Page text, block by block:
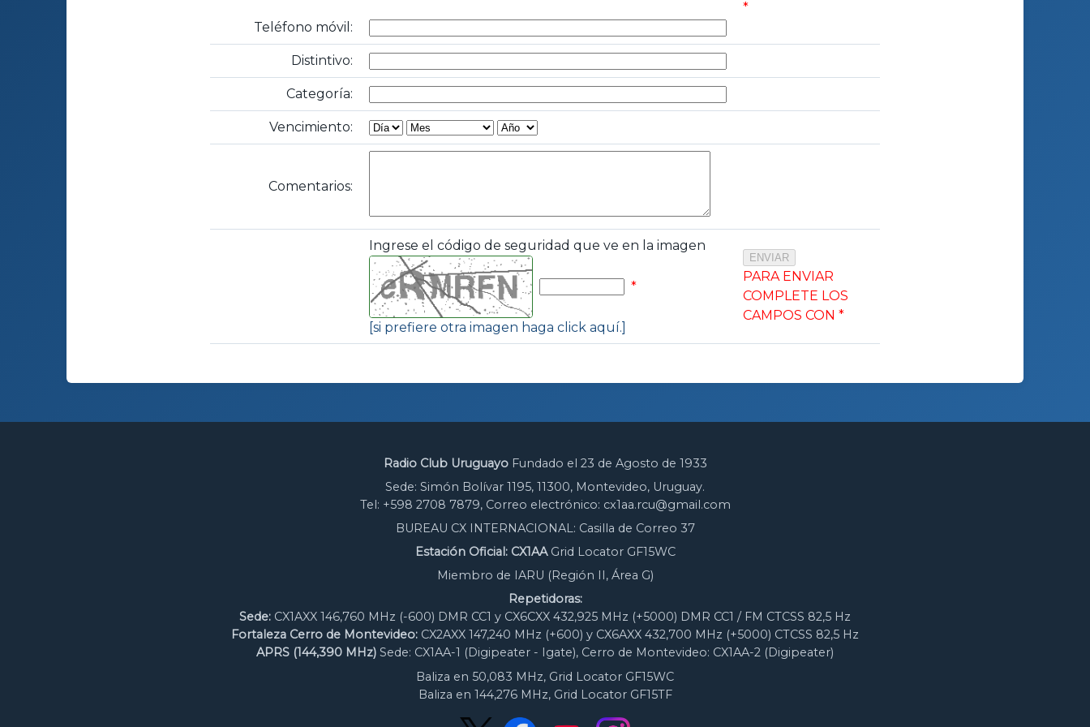
Teléfono móvil:
*
Distintivo:
Categoría:
Vencimiento:
Comentarios:
Ingrese el código de seguridad que ve en la imagen
*
[si prefiere otra imagen haga click aquí.]
PARA ENVIAR
COMPLETE LOS
CAMPOS CON *
Radio Club UruguayoFundado el 23 de Agosto de 1933
Sede: Simón Bolívar 1195, 11300, Montevideo, Uruguay.
Tel: +598 2708 7879, Correo electrónico: cx1aa.rcu@gmail.com
BUREAU CX INTERNACIONAL: Casilla de Correo 37
Estación Oficial: CX1AAGrid Locator GF15WC
Miembro de IARU (Región II, Área G)
Repetidoras:
Sede: CX1AXX 146,760 MHz (-600) DMR CC1 y CX6CXX 432,925 MHz (+5000) DMR CC1 / FM CTCSS 82,5 Hz
Fortaleza Cerro de Montevideo: CX2AXX 147,240 MHz (+600) y CX6AXX 432,700 MHz (+5000) CTCSS 82,5 Hz
APRS (144,390 MHz) Sede: CX1AA-1 (Digipeater - Igate), Cerro de Montevideo: CX1AA-2 (Digipeater)
Baliza en 50,083 MHz, Grid Locator GF15WC
Baliza en 144,276 MHz, Grid Locator GF15TF